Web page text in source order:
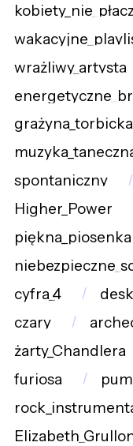
wrażliwy_artysta
grażyna_torbicka
spontaniczny
Higher_Power
piękna_piosenka
cyfra_4
czary
żarty_Chandlera
furiosa